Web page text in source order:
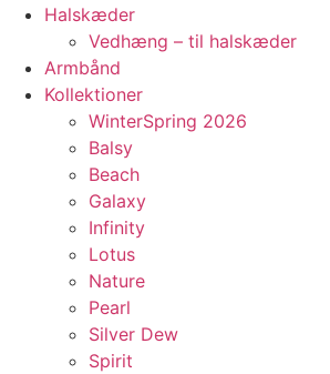
Halskæder
Vedhæng – til halskæder
Armbånd
Kollektioner
WinterSpring 2026
Balsy
Beach
Galaxy
Infinity
Lotus
Nature
Pearl
Silver Dew
Spirit